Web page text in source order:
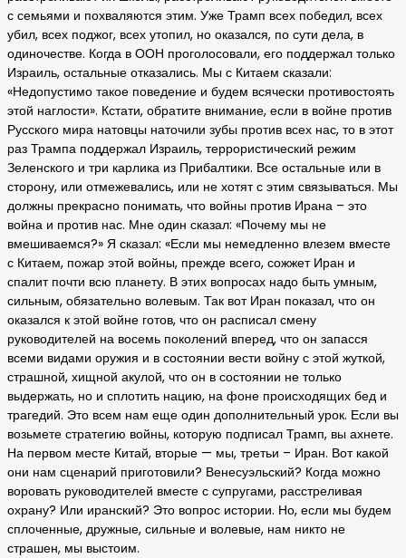
с семьями и похваляются этим. Уже Трамп всех победил, всех
убил, всех поджог, всех утопил, но оказался, по сути дела, в
одиночестве. Когда в ООН проголосовали, его поддержал только
Израиль, остальные отказались. Мы с Китаем сказали:
«Недопустимо такое поведение и будем всячески противостоять
этой наглости». Кстати, обратите внимание, если в войне против
Русского мира натовцы наточили зубы против всех нас, то в этот
раз Трампа поддержал Израиль, террористический режим
Зеленского и три карлика из Прибалтики. Все остальные или в
сторону, или отмежевались, или не хотят с этим связываться. Мы
должны прекрасно понимать, что войны против Ирана – это
война и против нас. Мне один сказал: «Почему мы не
вмешиваемся?» Я сказал: «Если мы немедленно влезем вместе
с Китаем, пожар этой войны, прежде всего, сожжет Иран и
спалит почти всю планету. В этих вопросах надо быть умным,
сильным, обязательно волевым. Так вот Иран показал, что он
оказался к этой войне готов, что он расписал смену
руководителей на восемь поколений вперед, что он запасся
всеми видами оружия и в состоянии вести войну с этой жуткой,
страшной, хищной акулой, что он в состоянии не только
выдержать, но и сплотить нацию, на фоне происходящих бед и
трагедий. Это всем нам еще один дополнительный урок. Если вы
возьмете стратегию войны, которую подписал Трамп, вы ахнете.
На первом месте Китай, вторые — мы, третьи – Иран. Вот какой
они нам сценарий приготовили? Венесуэльский? Когда можно
воровать руководителей вместе с супругами, расстреливая
охрану? Или иранский? Это вопрос истории. Но, если мы будем
сплоченные, дружные, сильные и волевые, нам никто не
страшен, мы выстоим.